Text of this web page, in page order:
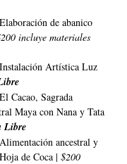
de abanico
incluye materiales
Artística Luz
Cacao, Sagrada
Maya con Nana y Tata
Libre
ancestral y
de Coca | $200